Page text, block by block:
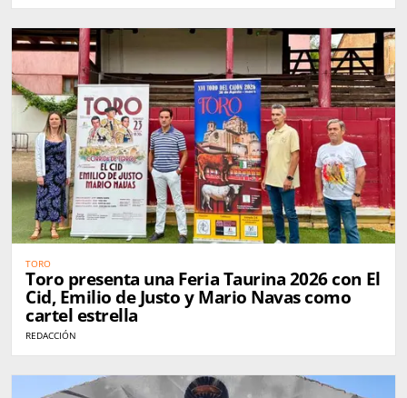
TORO
Toro presenta una Feria Taurina 2026 con El
Cid, Emilio de Justo y Mario Navas como
cartel estrella
REDACCIÓN